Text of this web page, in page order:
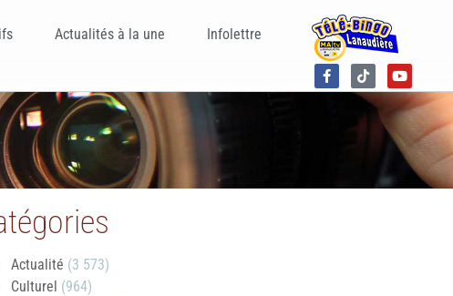
Actualités à la une Infolettre
Actualité (3 573)
Culturel (964)